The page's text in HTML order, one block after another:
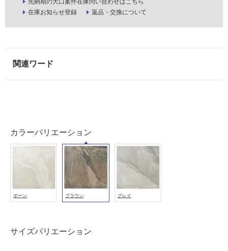
在庫お知らせ登録
返品・交換について
カラーバリエーション
ボーン ブラウン グレイ
サイズバリエーション
用
能
(寒
不